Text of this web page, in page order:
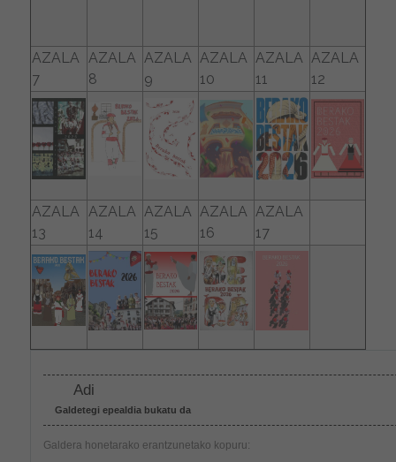
AZALA
7
AZALA
8
AZALA
9
AZALA
10
AZALA
11
AZALA
12
AZALA
13
AZALA
14
AZALA
15
AZALA
16
AZALA
17